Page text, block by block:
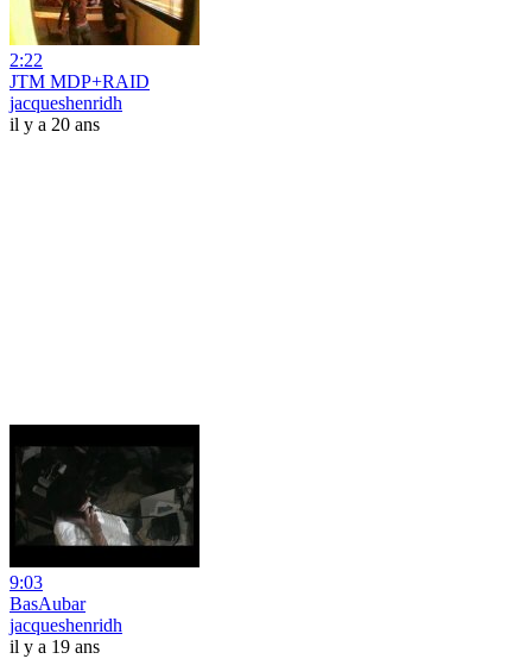
2:22
JTM MDP+RAID
jacqueshenridh
il y a 20 ans
9:03
BasAubar
jacqueshenridh
il y a 19 ans